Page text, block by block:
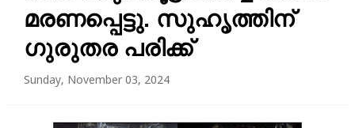
മരണപ്പെട്ടു. സുഹൃത്തിന്
ഗുരുതര പരിക്ക്
Sunday, November 03, 2024